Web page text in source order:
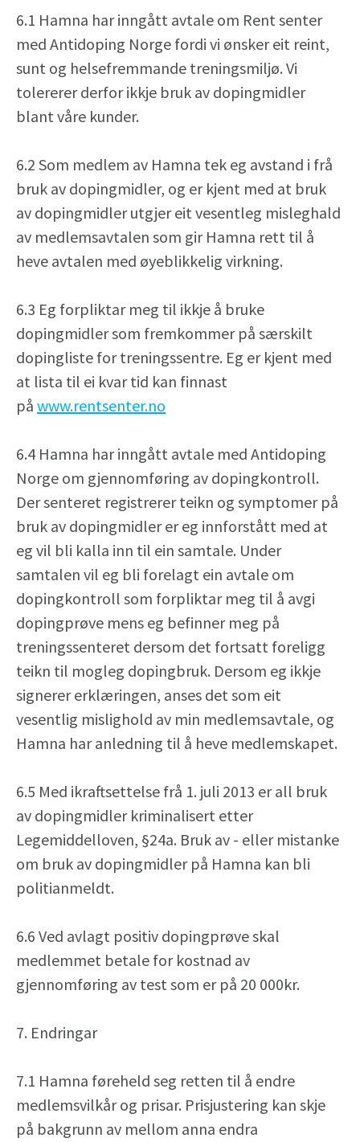
6.1 Hamna har inngått avtale om Rent senter
med Antidoping Norge fordi vi ønsker eit reint,
sunt og helsefremmande treningsmiljø. Vi
tolererer derfor ikkje bruk av dopingmidler
blant våre kunder.
6.2 Som medlem av Hamna tek eg avstand i frå
bruk av dopingmidler, og er kjent med at bruk
av dopingmidler utgjer eit vesentleg misleghald
av medlemsavtalen som gir Hamna rett til å
heve avtalen med øyeblikkelig virkning.
6.3 Eg forpliktar meg til ikkje å bruke
dopingmidler som fremkommer på særskilt
dopingliste for treningssentre. Eg er kjent med
at lista til ei kvar tid kan finnast
på www.rentsenter.no
6.4 Hamna har inngått avtale med Antidoping
Norge om gjennomføring av dopingkontroll.
Der senteret registrerer teikn og symptomer på
bruk av dopingmidler er eg innforstått med at
eg vil bli kalla inn til ein samtale. Under
samtalen vil eg bli forelagt ein avtale om
dopingkontroll som forpliktar meg til å avgi
dopingprøve mens eg befinner meg på
treningssenteret dersom det fortsatt foreligg
teikn til mogleg dopingbruk. Dersom eg ikkje
signerer erklæringen, anses det som eit
vesentlig mislighold av min medlemsavtale, og
Hamna har anledning til å heve medlemskapet.
6.5 Med ikraftsettelse frå 1. juli 2013 er all bruk
av dopingmidler kriminalisert etter
Legemiddelloven, §24a. Bruk av - eller mistanke
om bruk av dopingmidler på Hamna kan bli
politianmeldt.
6.6 Ved avlagt positiv dopingprøve skal
medlemmet betale for kostnad av
gjennomføring av test som er på 20 000kr.
7. Endringar
7.1 Hamna føreheld seg retten til å endre
medlemsvilkår og prisar. Prisjustering kan skje
på bakgrunn av mellom anna endra